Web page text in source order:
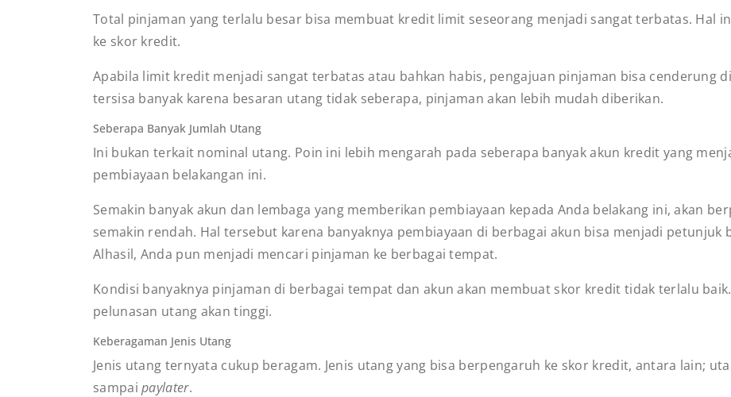
Total pinjaman yang terlalu besar bisa membuat kredit limit seseorang menjadi sangat terbatas. Hal
ke skor kredit.
Apabila limit kredit menjadi sangat terbatas atau bahkan habis, pengajuan pinjaman bisa cenderung
tersisa banyak karena besaran utang tidak seberapa, pinjaman akan lebih mudah diberikan.
Seberapa Banyak Jumlah Utang
Ini bukan terkait nominal utang. Poin ini lebih mengarah pada seberapa banyak akun kredit yang
pembiayaan belakangan ini.
Semakin banyak akun dan lembaga yang memberikan pembiayaan kepada Anda belakang ini, akan
semakin rendah. Hal tersebut karena banyaknya pembiayaan di berbagai akun bisa menjadi petunjuk
Alhasil, Anda pun menjadi mencari pinjaman ke berbagai tempat.
Kondisi banyaknya pinjaman di berbagai tempat dan akun akan membuat skor kredit tidak terlalu
pelunasan utang akan tinggi.
Keberagaman Jenis Utang
Jenis utang ternyata cukup beragam. Jenis utang yang bisa berpengaruh ke skor kredit, antara lain;
sampaipaylater.